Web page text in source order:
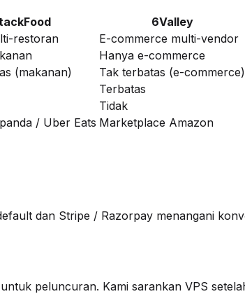
6Valley
restoran
E-commerce multi-vendor
Hanya e-commerce
(makanan)
Tak terbatas (e-commerce)
Terbatas
Tidak
/ Uber Eats Marketplace Amazon
dan Stripe / Razorpay menangani
peluncuran. Kami sarankan VPS